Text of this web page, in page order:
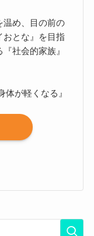
温め、目の前の
おとな』を目指
社会的家族』
が軽くなる』